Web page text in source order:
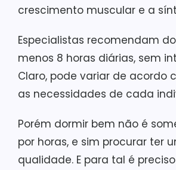
crescimento muscular e a
Especialistas recomendam
menos 8 horas diárias, sem
Claro, pode variar de acordo
as necessidades de cada
Porém dormir bem não é
por horas, e sim procurar ter
qualidade. E para tal é